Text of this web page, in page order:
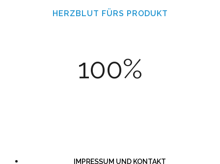
HERZBLUT FÜRS PRODUKT
100%
IMPRESSUM UND KONTAKT